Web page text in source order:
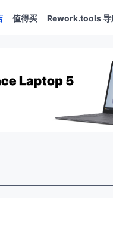
值得买 Rework.tools 导